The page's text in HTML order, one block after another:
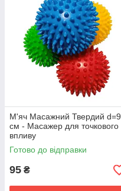
М'яч Масажний Твердий d=9
см - Масажер для точкового
впливу
Готово до відправки
95 ₴